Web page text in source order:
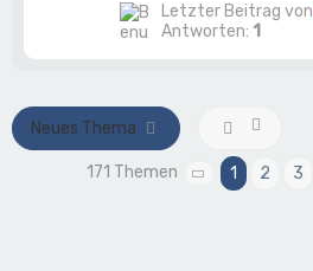
Letzter Beitrag von
Antworten: 1
Neues Thema
171 Themen Seite 1von12
1 2 3